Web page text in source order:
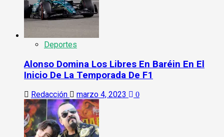
Deportes
Alonso Domina Los Libres En Baréin En El
Inicio De La Temporada De F1
Redacción marzo 4, 2023 0